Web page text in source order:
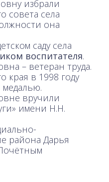
избрали
совета села
она
саду села
воспитателя.
– ветеран труда.
края в 1998 году
вручили
имени Н.Н.
района Дарья